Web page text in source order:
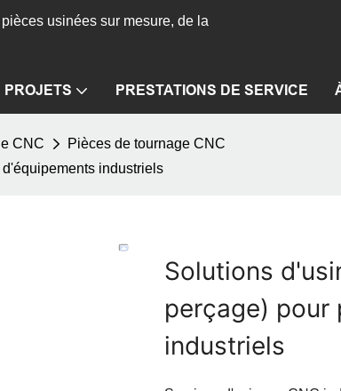
usinées sur mesure, de la
PRESTATIONS DE SERVICE
CNC
Pièces de tournage CNC
industriels
Solutions
perçage) pour
industriels